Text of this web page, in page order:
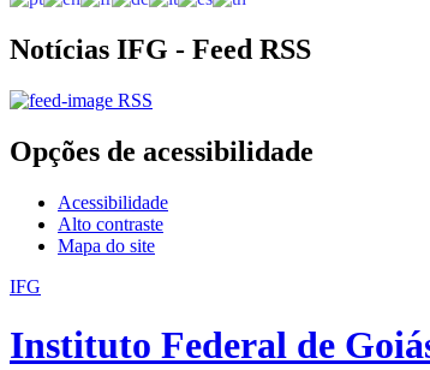
Notícias IFG - Feed RSS
RSS
Opções de acessibilidade
Acessibilidade
Alto contraste
Mapa do site
IFG
Instituto Federal de